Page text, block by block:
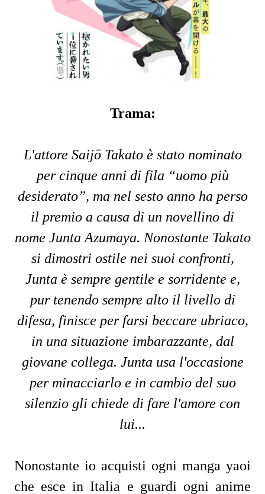
Trama:
L'attore Saijō Takato è stato nominato
per cinque anni di fila “uomo più
desiderato”, ma nel sesto anno ha perso
il premio a causa di un novellino di
nome Junta Azumaya. Nonostante Takato
si dimostri ostile nei suoi confronti,
Junta è sempre gentile e sorridente e,
pur tenendo sempre alto il livello di
difesa, finisce per farsi beccare ubriaco,
in una situazione imbarazzante, dal
giovane collega. Junta usa l'occasione
per minacciarlo e in cambio del suo
silenzio gli chiede di fare l'amore con
lui...
Nonostante io acquisti ogni manga yaoi
che esce in Italia e guardi ogni anime